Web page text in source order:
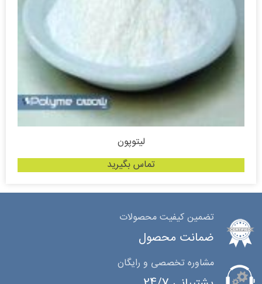
لیتوپون
تماس بگیرید
تضمین کیفیت محصولات
ضمانت محصول
مشاوره تخصصی و رایگان